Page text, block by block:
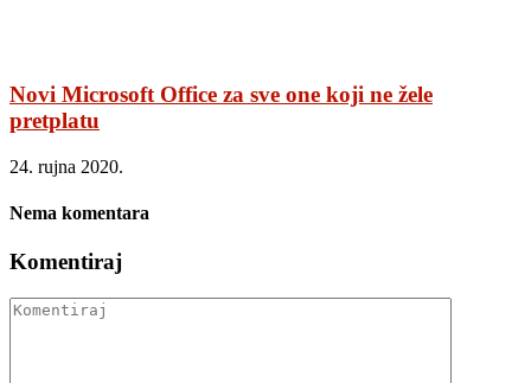
Novi Microsoft Office za sve one koji ne žele
pretplatu
24. rujna 2020.
Nema komentara
Komentiraj